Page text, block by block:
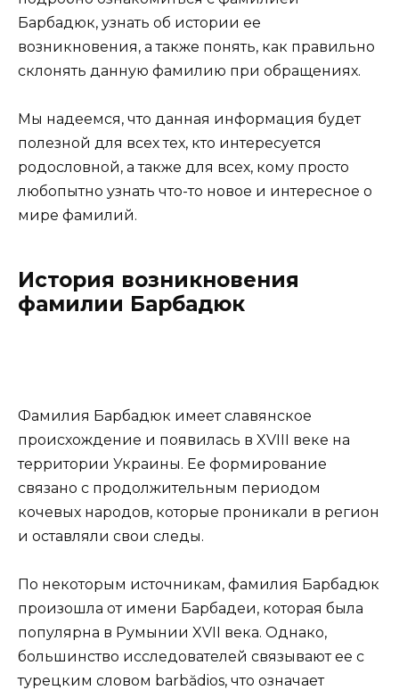
Барбадюк, узнать об истории ее
возникновения, а также понять, как правильно
склонять данную фамилию при обращениях.
Мы надеемся, что данная информация будет
полезной для всех тех, кто интересуется
родословной, а также для всех, кому просто
любопытно узнать что-то новое и интересное о
мире фамилий.
История возникновения
фамилии Барбадюк
Фамилия Барбадюк имеет славянское
происхождение и появилась в XVIII веке на
территории Украины. Ее формирование
связано с продолжительным периодом
кочевых народов, которые проникали в регион
и оставляли свои следы.
По некоторым источникам, фамилия Барбадюк
произошла от имени Барбадеи, которая была
популярна в Румынии XVII века. Однако,
большинство исследователей связывают ее с
турецким словом barbădios, что означает